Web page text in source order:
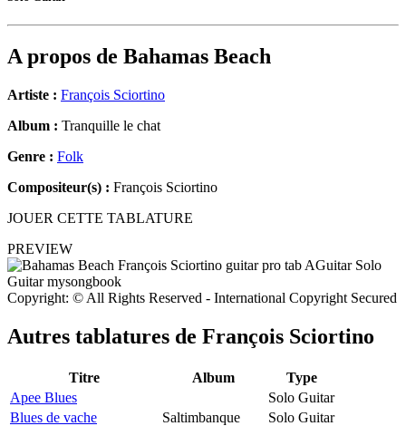
A propos de Bahamas Beach
Artiste : François Sciortino
Album : Tranquille le chat
Genre : Folk
Compositeur(s) : François Sciortino
JOUER CETTE TABLATURE
PREVIEW
Copyright: © All Rights Reserved - International Copyright Secured
Autres tablatures de François Sciortino
Titre Album
Type
Apee Blues
Solo Guitar
Blues de vache
Saltimbanque
Solo Guitar